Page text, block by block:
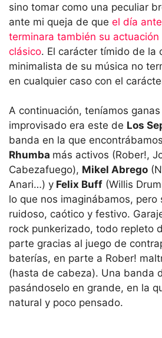
sino tomar como una peculiar
ante mi queja de que el día
terminara también su
clásico. El carácter tímido de la
minimalista de su música no
en cualquier caso con el
A continuación, teníamos
improvisado era este de Los
banda en la que
Rhumba más activos (Rober!,
Cabezafuego), Mikel Abrego
Anari…) y Felix Buff (Willis
lo que nos imaginábamos, pero
ruidoso, caótico y festivo.
rock punkerizado, todo repleto
parte gracias al juego de
baterías, en parte a Rober!
(hasta de cabeza). Una banda
pasándoselo en grande, en la
natural y poco pensado.